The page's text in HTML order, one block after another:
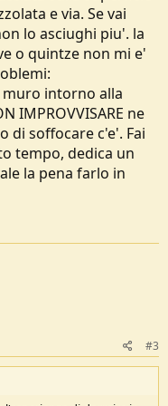
e via. Se vai
lo asciughi piu'. la
o quintze non mi e'
muro intorno alla
IMPROVVISARE ne
di soffocare c'e'. Fai
tempo, dedica un
la pena farlo in
#3